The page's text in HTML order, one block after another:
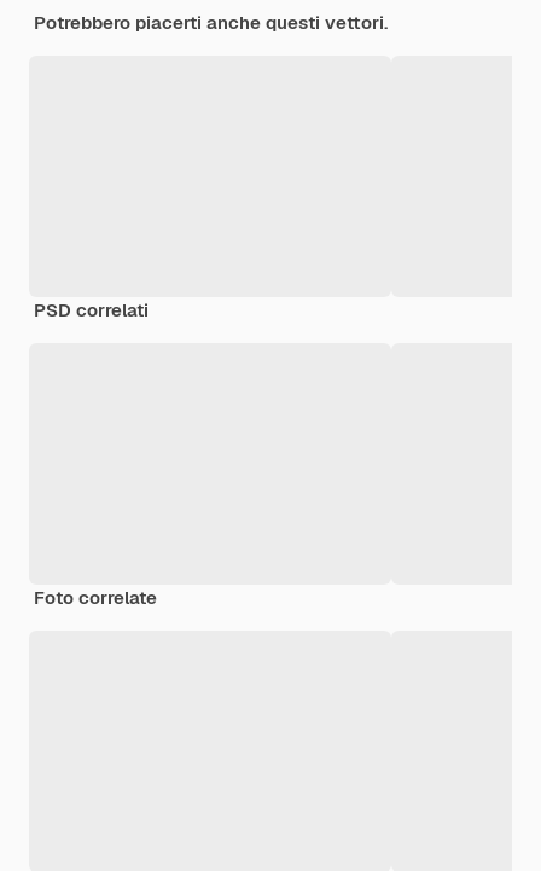
Potrebbero piacerti anche questi vettori.
PSD correlati
Foto correlate